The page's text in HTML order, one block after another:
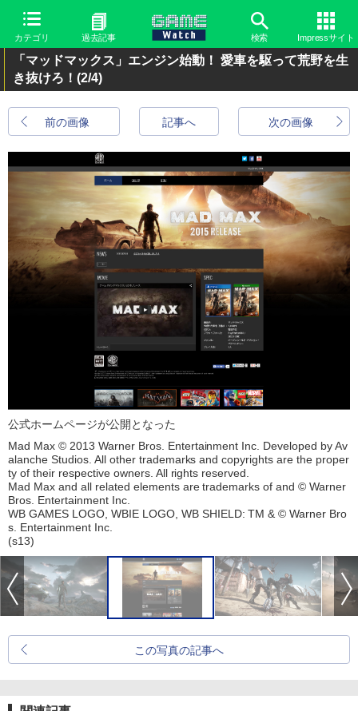
カテゴリ 過去記事 検索 Impressサイト
「マッドマックス」エンジン始動！ 愛車を駆って荒野を生
き抜けろ！ (2/4)
前の画像 次の画像
記事へ
公式ホームページが公開となった
Mad Max © 2013 Warner Bros. Entertainment Inc. Developed by Av
alanche Studios. All other trademarks and copyrights are the proper
ty of their respective owners. All rights reserved.
Mad Max and all related elements are trademarks of and © Warner
Bros. Entertainment Inc.
WB GAMES LOGO, WBIE LOGO, WB SHIELD: TM & © Warner Bro
s. Entertainment Inc.
(s13)
この写真の記事へ